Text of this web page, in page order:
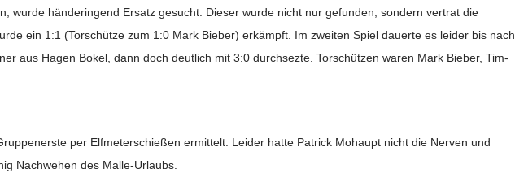
wurde händeringend Ersatz gesucht. Dieser wurde nicht nur gefunden, sondern vertrat die
ein 1:1 (Torschütze zum 1:0 Mark Bieber) erkämpft. Im zweiten Spiel dauerte es leider bis nach
aus Hagen Bokel, dann doch deutlich mit 3:0 durchsezte. Torschützen waren Mark Bieber, Tim-
per Elfmeterschießen ermittelt. Leider hatte Patrick Mohaupt nicht die Nerven und
Nachwehen des Malle-Urlaubs.